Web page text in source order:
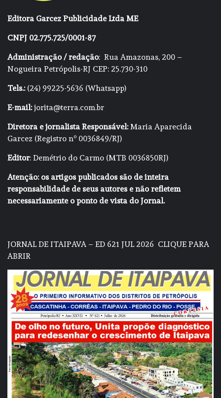
Editora Garcez Publicidade Ltda ME
CNPJ 02.775.725/0001-87
Administração / redação: Rua Amazonas, 200 –
Nogueira Petrópolis-RJ CEP: 25.730-310
Tels.:(24) 99225-5636 (Whatsapp)
E-mail:jorita@terra.com.br
Diretora e jornalista Responsável:Maria Aparecida
Garcez (Registro nº 0036849/RJ)
Editor: Demétrio do Carmo (MTB 0036850RJ)
Atenção: os artigos publicados são de inteira
responsabilidade de seus autores e não refletem
necessariamente o ponto de vista do Jornal.
JORNAL DE ITAIPAVA – ED 621 JUL 2026 CLIQUE PARA
ABRIR